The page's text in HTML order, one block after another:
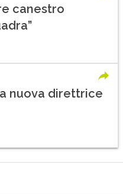
canestro
nuova direttrice